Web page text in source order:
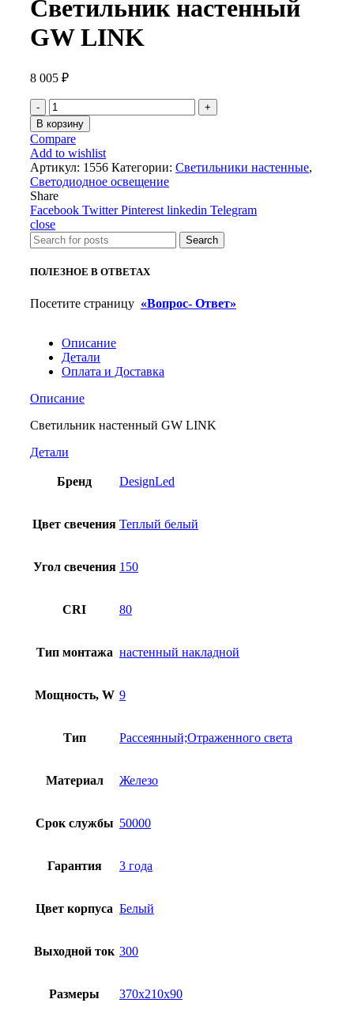
Светильник настенный
GW LINK
8 005 ₽
Количество
товара
Светильник
настенный
GW
LINK
В корзину
Compare
Add to wishlist
Артикул: 1556 Категории: Светильники настенные,
Светодиодное освещение
Share
Facebook Twitter Pinterest linkedin Telegram
close
Search
ПОЛЕЗНОЕ В ОТВЕТАХ
Посетите страницу «Вопрос- Ответ»
Описание
Детали
Оплата и Доставка
Описание
Светильник настенный GW LINK
Детали
Бренд DesignLed
Цвет свечения Теплый белый
Угол свечения 150
CRI 80
Тип монтажа настенный накладной
Мощность, W 9
Тип Рассеянный;Отраженного света
Материал Железо
Срок службы 50000
Гарантия 3 года
Цвет корпуса Белый
Выходной ток 300
Размеры 370x210x90